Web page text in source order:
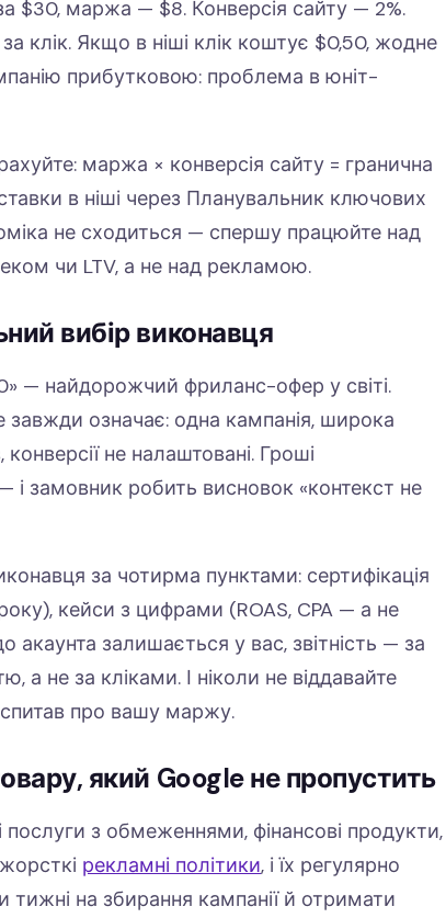
$30, маржа — $8. Конверсія сайту — 2%.
клік. Якщо в ніші клік коштує $0,50, жодне
прибутковою: проблема в юніт-
маржа × конверсія сайту = гранична
ставки в ніші через Планувальник ключових
не сходиться — спершу працюйте над
чи LTV, а не над рекламою.
вибір виконавця
— найдорожчий фриланс-офер у світі.
означає: одна кампанія, широка
конверсії не налаштовані. Гроші
і замовник робить висновок «контекст не
за чотирма пунктами: сертифікація
кейси з цифрами (ROAS, CPA — а не
акаунта залишається у вас, звітність — за
а не за кліками. І ніколи не віддавайте
про вашу маржу.
який Google не пропустить
послуги з обмеженнями, фінансові продукти,
рекламні політики, і їх регулярно
на збирання кампанії й отримати